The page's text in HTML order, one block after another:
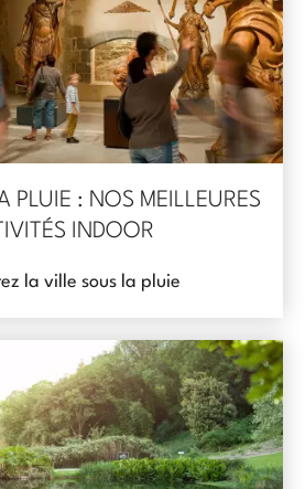
PLUIE : NOS MEILLEURES
INDOOR
la ville sous la pluie